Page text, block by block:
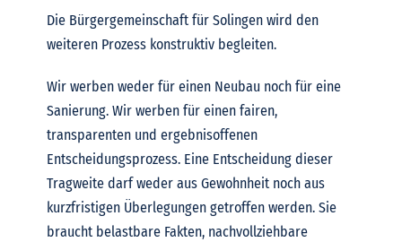
Die Bürgergemeinschaft für Solingen wird den
weiteren Prozess konstruktiv begleiten.
Wir werben weder für einen Neubau noch für eine
Sanierung. Wir werben für einen fairen,
transparenten und ergebnisoffenen
Entscheidungsprozess. Eine Entscheidung dieser
Tragweite darf weder aus Gewohnheit noch aus
kurzfristigen Überlegungen getroffen werden. Sie
braucht belastbare Fakten, nachvollziehbare